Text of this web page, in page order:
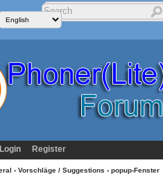
Login Register
› Vorschläge / Suggestions › popup-Fenster